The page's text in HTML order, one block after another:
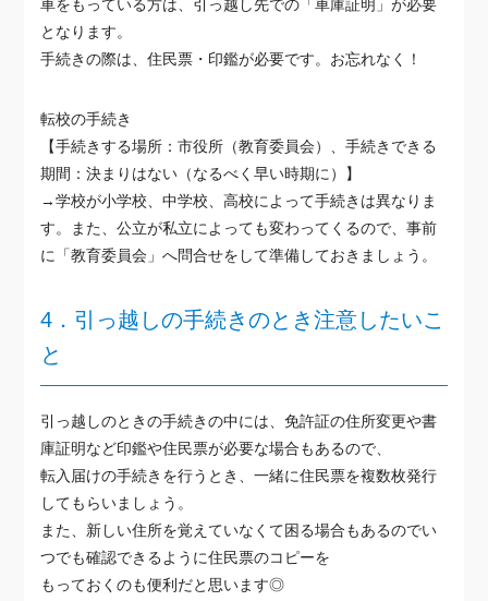
車をもっている方は、引っ越し先での「車庫証明」が必要
となります。
手続きの際は、住民票・印鑑が必要です。お忘れなく！
転校の手続き
【手続きする場所：市役所（教育委員会）、手続きできる
期間：決まりはない（なるべく早い時期に）】
→学校が小学校、中学校、高校によって手続きは異なりま
す。また、公立が私立によっても変わってくるので、事前
に「教育委員会」へ問合せをして準備しておきましょう。
4．引っ越しの手続きのとき注意したいこ
と
引っ越しのときの手続きの中には、免許証の住所変更や書
庫証明など印鑑や住民票が必要な場合もあるので、
転入届けの手続きを行うとき、一緒に住民票を複数枚発行
してもらいましょう。
また、新しい住所を覚えていなくて困る場合もあるのでい
つでも確認できるように住民票のコピーを
もっておくのも便利だと思います◎